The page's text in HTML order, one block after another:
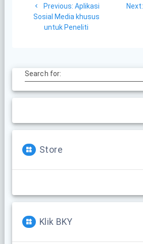
navigation
Previous: Previous
post:
Aplikasi
Sosial Media khusus
untuk Peneliti
Next:
Search for:
Store
Klik BKY